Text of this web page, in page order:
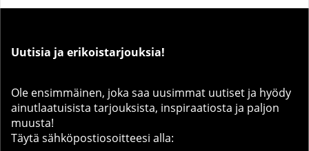
Uutisia ja erikoistarjouksia!
Ole ensimmäinen, joka saa uusimmat uutiset ja hyödy
ainutlaatuisista tarjouksista, inspiraatiosta ja paljon
muusta!
Täytä sähköpostiosoitteesi alla: